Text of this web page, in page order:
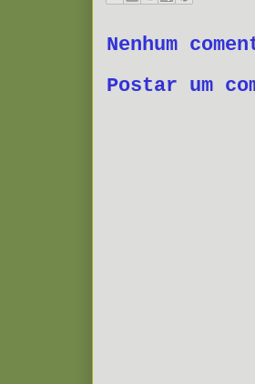
Nenhum
Postar um